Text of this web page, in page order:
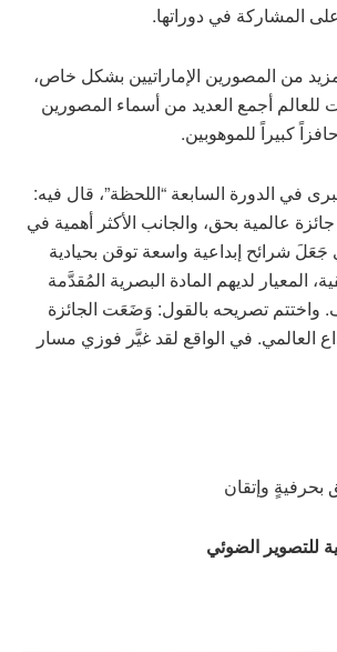
المشاركة في دوراتها.
من المصورين الإماراتيين بشكل خاص،
أجمع العديد من أسماء المصورين
كبيراً للموهوبين.
في الدورة السابعة “اللحظة”، قال فيه:
عالمية بحق، والجانب الأكثر أهمية في
جَعَلَ شرائح إبداعية واسعة توقن بحيادية
المعيار لديهم المادة البصرية المُقدَّمة
واختتم تصريحه بالقول: وَضَعَت الجائزة
العالمي. في الواقع لقد غيَّر فوزي مسار
وإتقان
للتصوير الضوئي